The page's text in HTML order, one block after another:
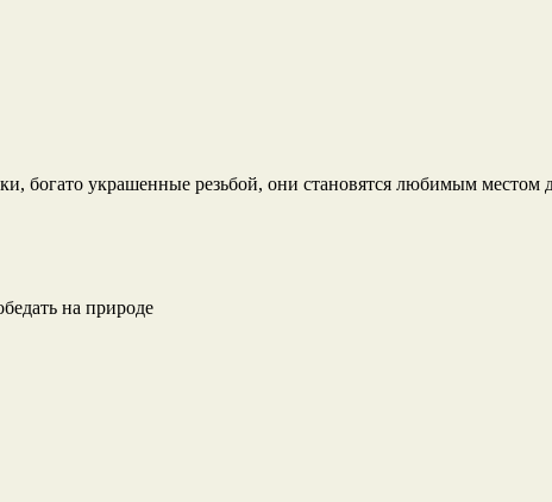
богато украшенные резьбой, они становятся любимым местом
на природе